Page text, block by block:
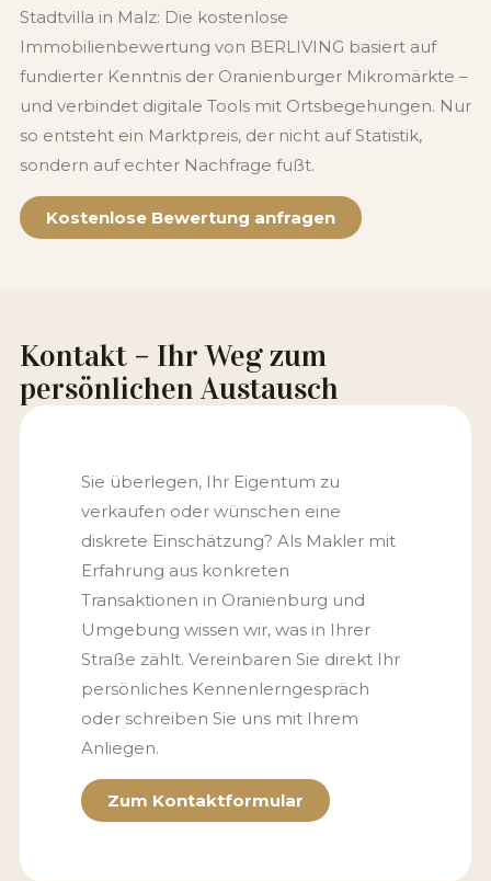
Stadtvilla in Malz: Die kostenlose
Immobilienbewertung von BERLIVING basiert auf
fundierter Kenntnis der Oranienburger Mikromärkte –
und verbindet digitale Tools mit Ortsbegehungen. Nur
so entsteht ein Marktpreis, der nicht auf Statistik,
sondern auf echter Nachfrage fußt.
Kostenlose Bewertung anfragen
Kontakt – Ihr Weg zum
persönlichen Austausch
Sie überlegen, Ihr Eigentum zu
verkaufen oder wünschen eine
diskrete Einschätzung? Als Makler mit
Erfahrung aus konkreten
Transaktionen in Oranienburg und
Umgebung wissen wir, was in Ihrer
Straße zählt. Vereinbaren Sie direkt Ihr
persönliches Kennenlerngespräch
oder schreiben Sie uns mit Ihrem
Anliegen.
Zum Kontaktformular